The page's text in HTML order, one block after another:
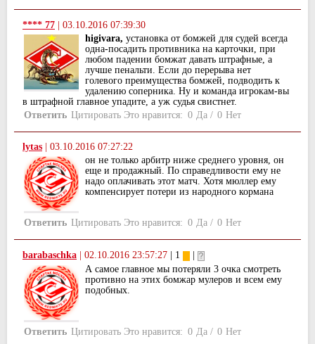
**** 77 | 03.10.2016 07:39:30
higivara, установка от бомжей для судей всегда
одна-посадить противника на карточки, при
любом падении бомжат давать штрафные, а
лучше пенальти. Если до перерыва нет
голевого преимущества бомжей, подводить к
удалению соперника. Ну и команда игрокам-вы
в штрафной главное упадите, а уж судья свистнет.
Ответить Цитировать Это нравится: 0 Да / 0 Нет
lytas
03.10.2016 07:27:22
он не только арбитр ниже среднего уровня, он
еще и продажный. По справедливости ему не
надо оплачивать этот матч. Хотя мюллер ему
компенсирует потери из народного кормана
Ответить Цитировать Это нравится: 0 Да / 0 Нет
barabaschka 02.10.2016 23:57:27 | 1
А самое главное мы потеряли 3 очка смотреть
противно на этих бомжар мулеров и всем ему
подобных.
Ответить Цитировать Это нравится: 0 Да / 0 Нет